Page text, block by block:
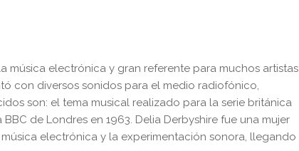
música electrónica y gran referente para muchos artistas
con diversos sonidos para el medio radiofónico,
son: el tema musical realizado para la serie británica
de Londres en 1963. Delia Derbyshire fue una mujer
electrónica y la experimentación sonora, llegando